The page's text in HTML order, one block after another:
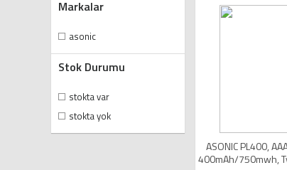
Markalar
asonic
Stok Durumu
stokta var
stokta yok
ASONIC PL400,
400mAh/750mwh,